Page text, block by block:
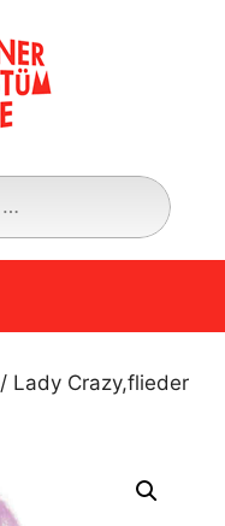
nach:
/ Lady Crazy,flieder